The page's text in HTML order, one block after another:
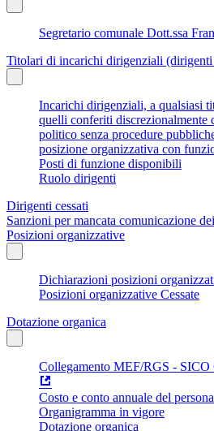
Segretario comunale Dott.ssa
Titolari di incarichi dirigenziali (dirigenti
Incarichi dirigenziali, a qualsiasi
quelli conferiti discrezionalmente
politico senza procedure
posizione organizzativa con
Posti di funzione disponibili
Ruolo dirigenti
Dirigenti cessati
Sanzioni per mancata comunicazione
Posizioni organizzative
Dichiarazioni posizioni
Posizioni organizzative Cessate
Dotazione organica
Collegamento MEF/RGS - SICO
Costo e conto annuale del
Organigramma in vigore
Dotazione organica